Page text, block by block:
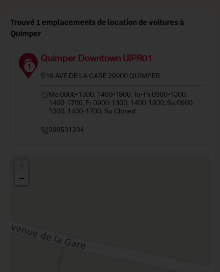
Trouvé 1 emplacements de location de voitures à
Quimper
1
Quimper Downtown UIPR01
19 AVE DE LA GARE 29000 QUIMPER
Mo 0800-1300, 1400-1800, Tu-Th 0900-1300,
1400-1700, Fr 0900-1300, 1400-1800, Sa 0900-
1300, 1400-1700, Su Closed
298531234
−